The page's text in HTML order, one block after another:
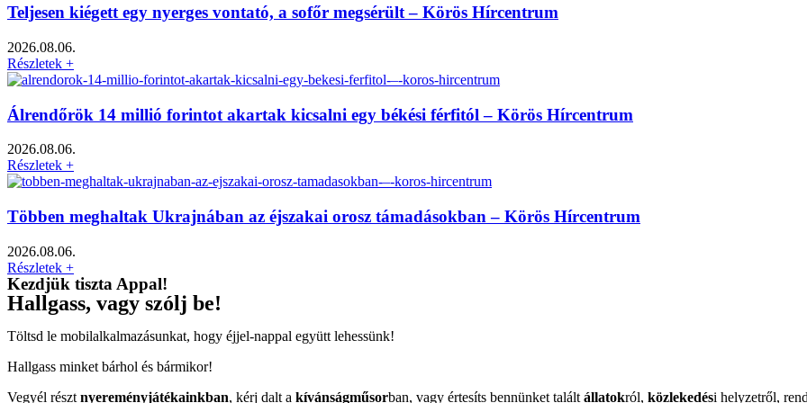
Teljesen kiégett egy nyerges vontató, a sofőr megsérült – Körös Hírcentrum
2026.08.06.
Részletek +
Álrendőrök 14 millió forintot akartak kicsalni egy békési férfitól – Körös Hírcentrum
2026.08.06.
Részletek +
Többen meghaltak Ukrajnában az éjszakai orosz támadásokban – Körös Hírcentrum
2026.08.06.
Részletek +
Kezdjük tiszta Appal!
Hallgass, vagy szólj be!
Töltsd le mobilalkalmazásunkat, hogy éjjel-nappal együtt lehessünk!
Hallgass minket bárhol és bármikor!
Vegyél részt nyereményjátékainkban, kérj dalt a kívánságműsorban, vagy értesíts bennünket talált állatokról, közlekedési helyzetről,